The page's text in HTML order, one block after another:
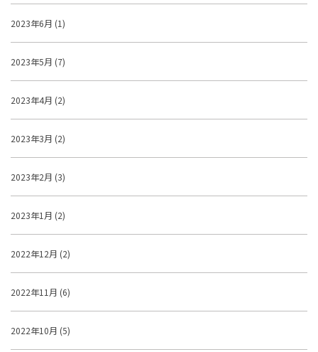
2023年6月 (1)
2023年5月 (7)
2023年4月 (2)
2023年3月 (2)
2023年2月 (3)
2023年1月 (2)
2022年12月 (2)
2022年11月 (6)
2022年10月 (5)